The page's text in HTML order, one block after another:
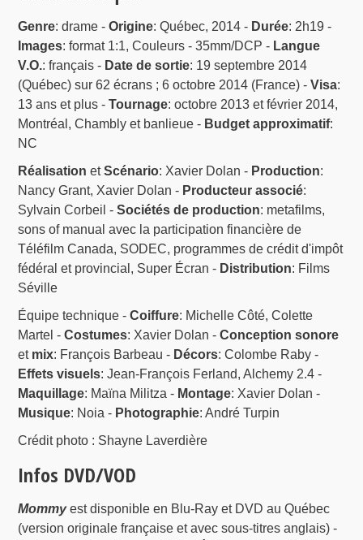
Genre: drame -Origine: Québec, 2014 - Durée: 2h19 -
Images: format 1:1, Couleurs - 35mm/DCP - Langue
V.O.: français - Date de sortie: 19 septembre 2014
(Québec) sur 62 écrans ; 6 octobre 2014 (France) -Visa:
13 ans et plus -Tournage: octobre 2013 et février 2014,
Montréal, Chambly et banlieue - Budget approximatif:
NC
Réalisation etScénario: Xavier Dolan - Production:
Nancy Grant, Xavier Dolan - Producteur associé:
Sylvain Corbeil -Sociétés de production: metafilms,
sons of manual avec la participation financière de
Téléfilm Canada, SODEC, programmes de crédit d'impôt
fédéral et provincial, Super Écran - Distribution: Films
Séville
Équipe technique -Coiffure: Michelle Côté, Colette
Martel -Costumes: Xavier Dolan -Conception sonore
et mix: François Barbeau - Décors: Colombe Raby -
Effets visuels: Jean-François Ferland, Alchemy 2.4 -
Maquillage: Maïna Militza - Montage: Xavier Dolan -
Musique: Noia - Photographie: André Turpin
Crédit photo : Shayne Laverdière
Infos DVD/VOD
Mommyest disponible en Blu-Ray et DVD au Québec
(version originale française et avec sous-titres anglais) -